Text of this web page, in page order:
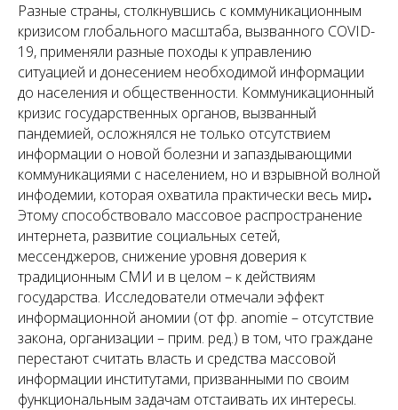
Разные страны, столкнувшись с коммуникационным
кризисом глобального масштаба, вызванного COVID-
19, применяли разные походы к управлению
ситуацией и донесением необходимой информации
до населения и общественности. Коммуникационный
кризис государственных органов, вызванный
пандемией, осложнялся не только отсутствием
информации о новой болезни и запаздывающими
коммуникациями с населением, но и взрывной волной
инфодемии, которая охватила практически весь мир.
Этому способствовало массовое распространение
интернета, развитие социальных сетей,
мессенджеров, снижение уровня доверия к
традиционным СМИ и в целом – к действиям
государства. Исследователи отмечали эффект
информационной аномии (от фр. anomie – отсутствие
закона, организации – прим. ред.) в том, что граждане
перестают считать власть и средства массовой
информации институтами, призванными по своим
функциональным задачам отстаивать их интересы.